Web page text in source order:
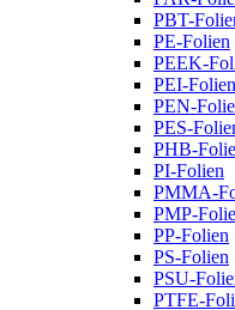
PBT-
PE-Folien
PEEK-
PEI-Folien
PEN-
PES-
PHB-
PI-Folien
PMMA-
PMP-
PP-Folien
PS-Folien
PSU-
PTFE-